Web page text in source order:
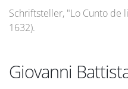
Schriftsteller, "Lo Cunto de
1632).
Giovanni